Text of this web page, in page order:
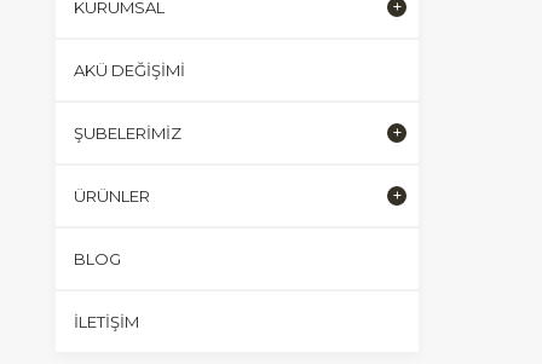
KURUMSAL
AKÜ DEĞIŞIMI
ŞUBELERIMIZ
ÜRÜNLER
BLOG
İLETIŞIM